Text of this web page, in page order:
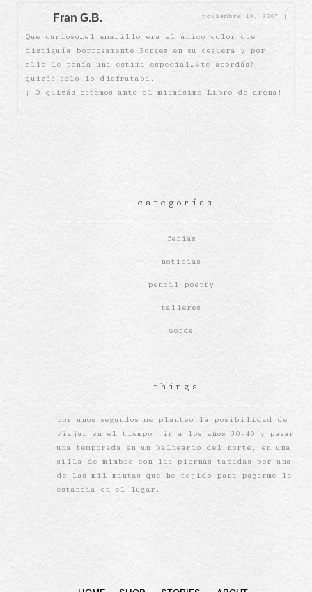
Fran G.B. noviembre 10, 2007 |
Que curioso…el amarillo era el único color que
distiguía borrosamente Borges en su ceguera y por
ello le tenía una estima especial…¿te acordás?
quizás solo lo disfrutaba.
¡ O quizás estemos ante el mismísimo Libro de arena!
categorías
ferias
noticias
pencil poetry
talleres
words
things
por unos segundos me planteo la posibilidad de
viajar en el tiempo, ir a los años 30-40 y pasar
una temporada en un balneario del norte, en una
silla de mimbre con las piernas tapadas por una
de las mil mantas que he tejido para pagarme la
estancia en el lugar.